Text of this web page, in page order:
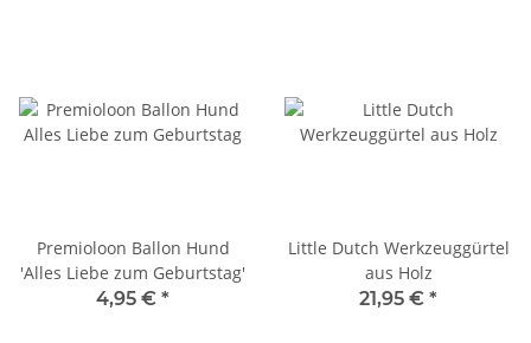
Premioloon Ballon Hund
'Alles Liebe zum Geburtstag'
4,95 € *
Little Dutch Werkzeuggürtel
aus Holz
21,95 € *